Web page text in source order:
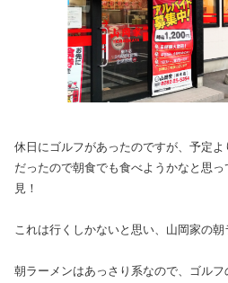
休日にゴルフがあったのですが、予定
だったので朝食でも食べようかなと思
見！
これは行くしかないと思い、山岡家の朝
朝ラーメンはあっさり系なので、ゴル